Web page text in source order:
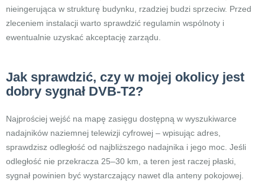
nieingerująca w strukturę budynku, rzadziej budzi sprzeciw. Przed
zleceniem instalacji warto sprawdzić regulamin wspólnoty i
ewentualnie uzyskać akceptację zarządu.
Jak sprawdzić, czy w mojej okolicy jest
dobry sygnał DVB-T2?
Najprościej wejść na mapę zasięgu dostępną w wyszukiwarce
nadajników naziemnej telewizji cyfrowej – wpisując adres,
sprawdzisz odległość od najbliższego nadajnika i jego moc. Jeśli
odległość nie przekracza 25–30 km, a teren jest raczej płaski,
sygnał powinien być wystarczający nawet dla anteny pokojowej.